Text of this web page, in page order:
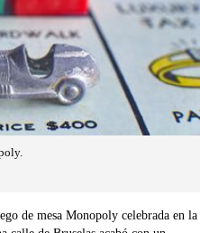
de mesa Monopoly celebrada en la